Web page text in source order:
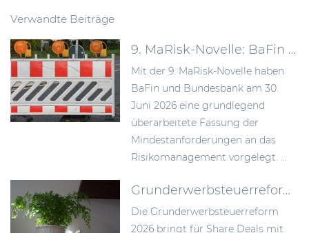
Verwandte Beiträge
9. MaRisk-Novelle: BaFin schafft mehr Proportionalität im Risikomanagement
Mit der 9. MaRisk-Novelle haben
BaFin und Bundesbank am 30.
Juni 2026 eine grundlegend
überarbeitete Fassung der
Mindestanforderungen an das
Risikomanagement vorgelegt. ...
Grunderwerbsteuerreform 2026: Bundesrat billigt Neuregelung der Signing-Closing-Problematik
Die Grunderwerbsteuerreform
2026 bringt für Share Deals mit